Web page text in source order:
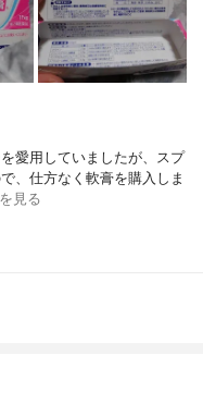
愛用していましたが、スプ
、仕方なく軟膏を購入しま
見る